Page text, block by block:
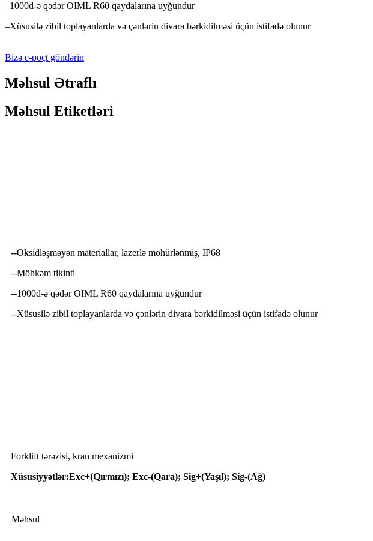
–1000d-ə qədər OIML R60 qaydalarına uyğundur
–Xüsusilə zibil toplayanlarda və çənlərin divara bərkidilməsi üçün istifadə olunur
Bizə e-poçt göndərin
Məhsul Ətraflı
Məhsul Etiketləri
--Oksidləşməyən materiallar, lazerlə möhürlənmiş, IP68
--Möhkəm tikinti
--1000d-ə qədər OIML R60 qaydalarına uyğundur
--Xüsusilə zibil toplayanlarda və çənlərin divara bərkidilməsi üçün istifadə olunur
Forklift tərəzisi, kran mexanizmi
Xüsusiyyətlər:Exc+(Qırmızı); Exc-(Qara); Sig+(Yaşıl); Sig-(Ağ)
Məhsul